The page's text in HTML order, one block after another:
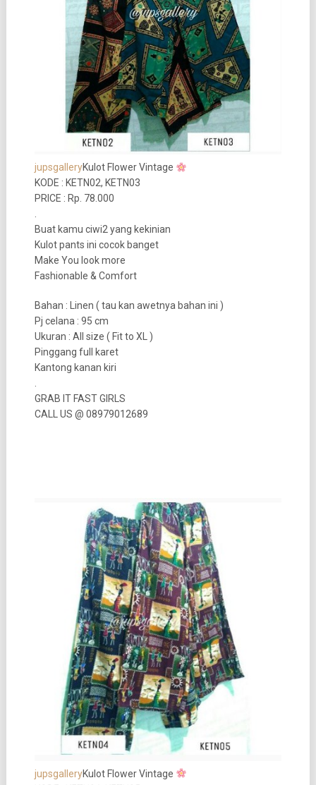
jupsgalleryKulot Flower Vintage
KODE : KETN02, KETN03
PRICE : Rp. 78.000
.
Buat kamu ciwi2 yang kekinian
Kulot pants ini cocok banget
Make You look more
Fashionable & Comfort
Bahan : Linen ( tau kan awetnya bahan ini )
Pj celana : 95 cm
Ukuran : All size ( Fit to XL )
Pinggang full karet
Kantong kanan kiri
.
GRAB IT FAST GIRLS
CALL US @ 08979012689
jupsgalleryKulot Flower Vintage